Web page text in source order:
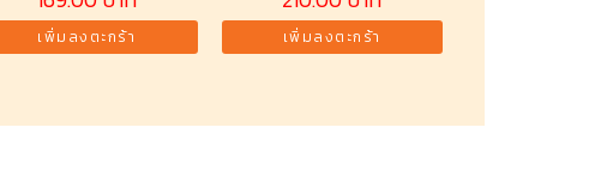
เพิ่มลงตะกร้า เพิ่มลงตะกร้า